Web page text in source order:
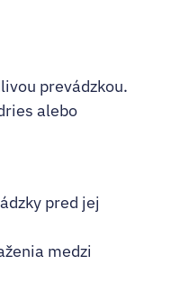
prevádzkou.
alebo
pred jej
medzi